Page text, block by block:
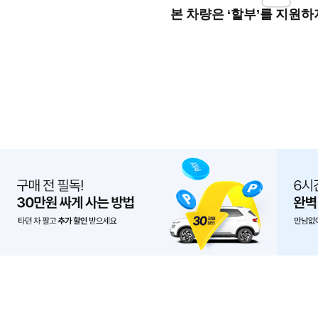
본 차량은 ‘할부’를 지원